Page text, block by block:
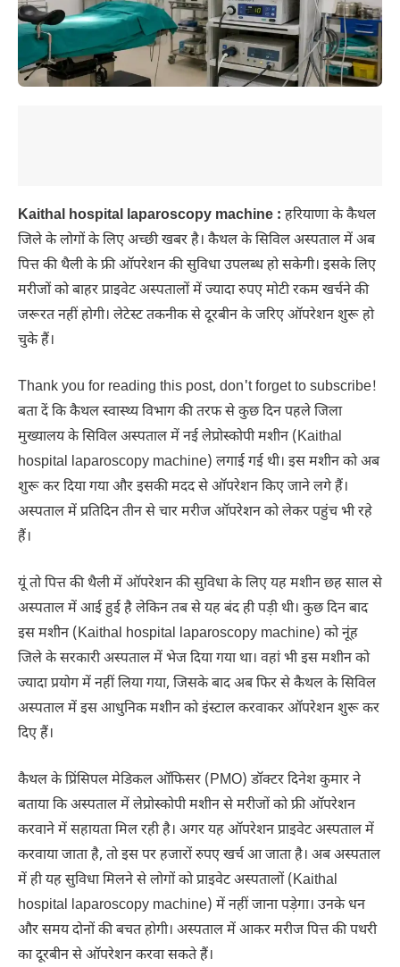
Kaithal hospital laparoscopy machine : हरियाणा के कैथल
जिले के लोगों के लिए अच्छी खबर है। कैथल के सिविल अस्पताल में अब
पित्त की थैली के फ्री ऑपरेशन की सुविधा उपलब्ध हो सकेगी। इसके लिए
मरीजों को बाहर प्राइवेट अस्पतालों में ज्यादा रुपए मोटी रकम खर्चने की
जरूरत नहीं होगी। लेटेस्ट तकनीक से दूरबीन के जरिए ऑपरेशन शुरू हो
चुके हैं।
Thank you for reading this post, don't forget to subscribe!
बता दें कि कैथल स्वास्थ्य विभाग की तरफ से कुछ दिन पहले जिला
मुख्यालय के सिविल अस्पताल में नई लेप्रोस्कोपी मशीन (Kaithal
hospital laparoscopy machine) लगाई गई थी। इस मशीन को अब
शुरू कर दिया गया और इसकी मदद से ऑपरेशन किए जाने लगे हैं।
अस्पताल में प्रतिदिन तीन से चार मरीज ऑपरेशन को लेकर पहुंच भी रहे
हैं।
यूं तो पित्त की थैली में ऑपरेशन की सुविधा के लिए यह मशीन छह साल से
अस्पताल में आई हुई है लेकिन तब से यह बंद ही पड़ी थी। कुछ दिन बाद
इस मशीन (Kaithal hospital laparoscopy machine) को नूंह
जिले के सरकारी अस्पताल में भेज दिया गया था। वहां भी इस मशीन को
ज्यादा प्रयोग में नहीं लिया गया, जिसके बाद अब फिर से कैथल के सिविल
अस्पताल में इस आधुनिक मशीन को इंस्टाल करवाकर ऑपरेशन शुरू कर
दिए हैं।
कैथल के प्रिंसिपल मेडिकल ऑफिसर (PMO) डॉक्टर दिनेश कुमार ने
बताया कि अस्पताल में लेप्रोस्कोपी मशीन से मरीजों को फ्री ऑपरेशन
करवाने में सहायता मिल रही है। अगर यह ऑपरेशन प्राइवेट अस्पताल में
करवाया जाता है, तो इस पर हजारों रुपए खर्च आ जाता है। अब अस्पताल
में ही यह सुविधा मिलने से लोगों को प्राइवेट अस्पतालों (Kaithal
hospital laparoscopy machine) में नहीं जाना पड़ेगा। उनके धन
और समय दोनों की बचत होगी। अस्पताल में आकर मरीज पित्त की पथरी
का दूरबीन से ऑपरेशन करवा सकते हैं।